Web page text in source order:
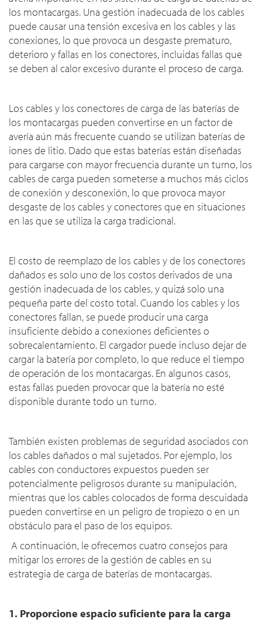
los montacargas. Una gestión inadecuada de los cables
puede causar una tensión excesiva en los cables y las
conexiones, lo que provoca un desgaste prematuro,
deterioro y fallas en los conectores, incluidas fallas que
se deben al calor excesivo durante el proceso de carga.
Los cables y los conectores de carga de las baterías de
los montacargas pueden convertirse en un factor de
avería aún más frecuente cuando se utilizan baterías de
iones de litio. Dado que estas baterías están diseñadas
para cargarse con mayor frecuencia durante un turno, los
cables de carga pueden someterse a muchos más ciclos
de conexión y desconexión, lo que provoca mayor
desgaste de los cables y conectores que en situaciones
en las que se utiliza la carga tradicional.
El costo de reemplazo de los cables y de los conectores
dañados es solo uno de los costos derivados de una
gestión inadecuada de los cables, y quizá solo una
pequeña parte del costo total. Cuando los cables y los
conectores fallan, se puede producir una carga
insuficiente debido a conexiones deficientes o
sobrecalentamiento. El cargador puede incluso dejar de
cargar la batería por completo, lo que reduce el tiempo
de operación de los montacargas. En algunos casos,
estas fallas pueden provocar que la batería no esté
disponible durante todo un turno.
También existen problemas de seguridad asociados con
los cables dañados o mal sujetados. Por ejemplo, los
cables con conductores expuestos pueden ser
potencialmente peligrosos durante su manipulación,
mientras que los cables colocados de forma descuidada
pueden convertirse en un peligro de tropiezo o en un
obstáculo para el paso de los equipos.
A continuación, le ofrecemos cuatro consejos para
mitigar los errores de la gestión de cables en su
estrategia de carga de baterías de montacargas.
1. Proporcione espacio suficiente para la carga